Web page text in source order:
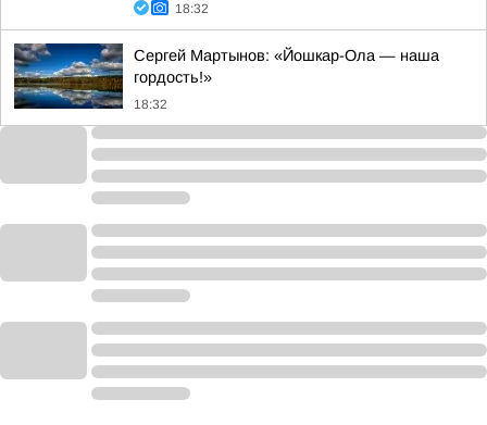
18:32
Сергей Мартынов: «Йошкар-Ола — наша
гордость!»
18:32